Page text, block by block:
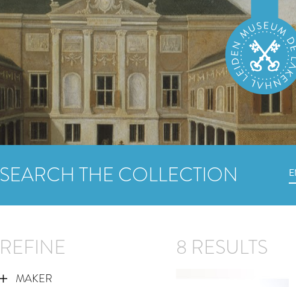
SEARCH THE COLLECTION
REFINE
MAKER
8 RESULTS